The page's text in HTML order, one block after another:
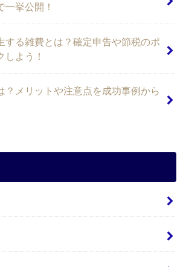
一挙公開！
する雑費とは？確定申告や節税のポ
しよう！
？メリットや注意点を成功事例から